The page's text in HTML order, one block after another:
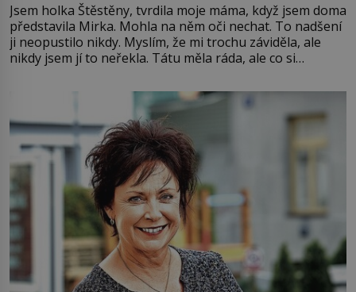
Jsem holka Štěstěny, tvrdila moje máma, když jsem doma
představila Mirka. Mohla na něm oči nechat. To nadšení
ji neopustilo nikdy. Myslím, že mi trochu záviděla, ale
nikdy jsem jí to neřekla. Tátu měla ráda, ale co si
Jsme spolu moc rádi Tehdy byla jiná doba, když